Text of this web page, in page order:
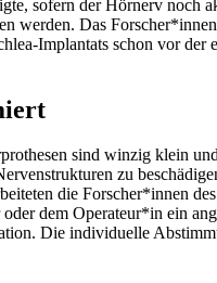
sofern der Hörnerv noch
werden. Das
­Implantats schon vor
sind winzig klein
zu
die Forscher*innen
dem Operateur*in ein
Die individuelle